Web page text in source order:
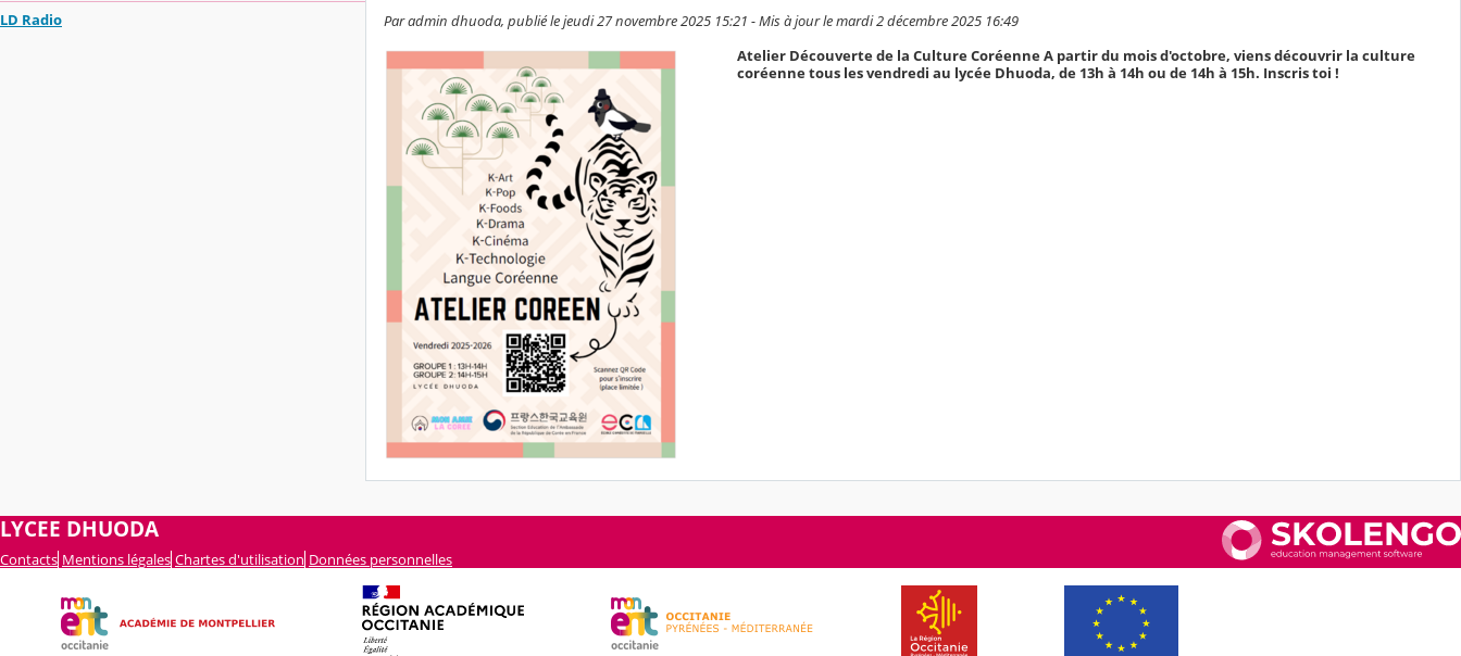
LD Radio
Par admin dhuoda, publié le jeudi 27 novembre 2025 15:21 - Mis à jour le mardi 2 décembre 2025 16:49
Atelier Découverte de la Culture Coréenne A partir du mois d'octobre, viens découvrir la culture
coréenne tous les vendredi au lycée Dhuoda, de 13h à 14h ou de 14h à 15h. Inscris toi !
LYCEE DHUODA
Contacts Mentions légales Chartes d'utilisation Données personnelles